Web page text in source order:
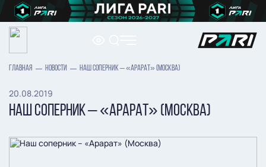
ГЛАВНАЯ НОВОСТИ НАШ СОПЕРНИК – «АРАРАТ» (МОСКВА)
20.08.2019
НАШ СОПЕРНИК – «АРАРАТ» (МОСКВА)